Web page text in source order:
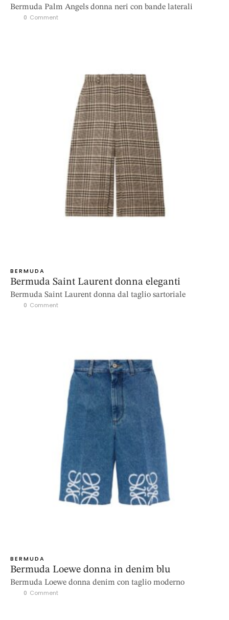
Bermuda Palm Angels donna neri con bande laterali
0 Comment
BERMUDA
Bermuda Saint Laurent donna eleganti
Bermuda Saint Laurent donna dal taglio sartoriale
0 Comment
BERMUDA
Bermuda Loewe donna in denim blu
Bermuda Loewe donna denim con taglio moderno
0 Comment